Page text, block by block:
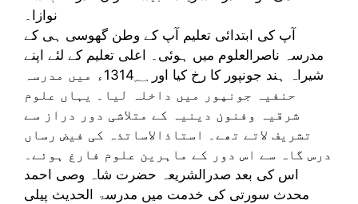
نوازا۔
آپ کی ابتدائی تعلیم آپ کے وطن گھوسی ہی کے
مدرسہ ناصرالعلوم میں ہوئی۔ اعلی تعلیم کے لئے اپنے
شیراہ ہند جونپور کا رخ کیا اور 1314؁ء میں مدرسہ
حنفیہ جونپور میں داخلہ لیا۔ یہاں علوم
شرقیہ وفنون دینیہ کے متلاشی دور دراز سے
تشریف لاتے تھے۔ استاذالاساتذہ کی فیض رساں
درس گاہ سے اس دور کے ماہرین علوم فارغ ہوئے۔
اس کی بعد صدرالشریعہ حضرت شاہ وصی احمد
محدث سورتی کی خدمت میں مدرسۃ الحدیث پیلی